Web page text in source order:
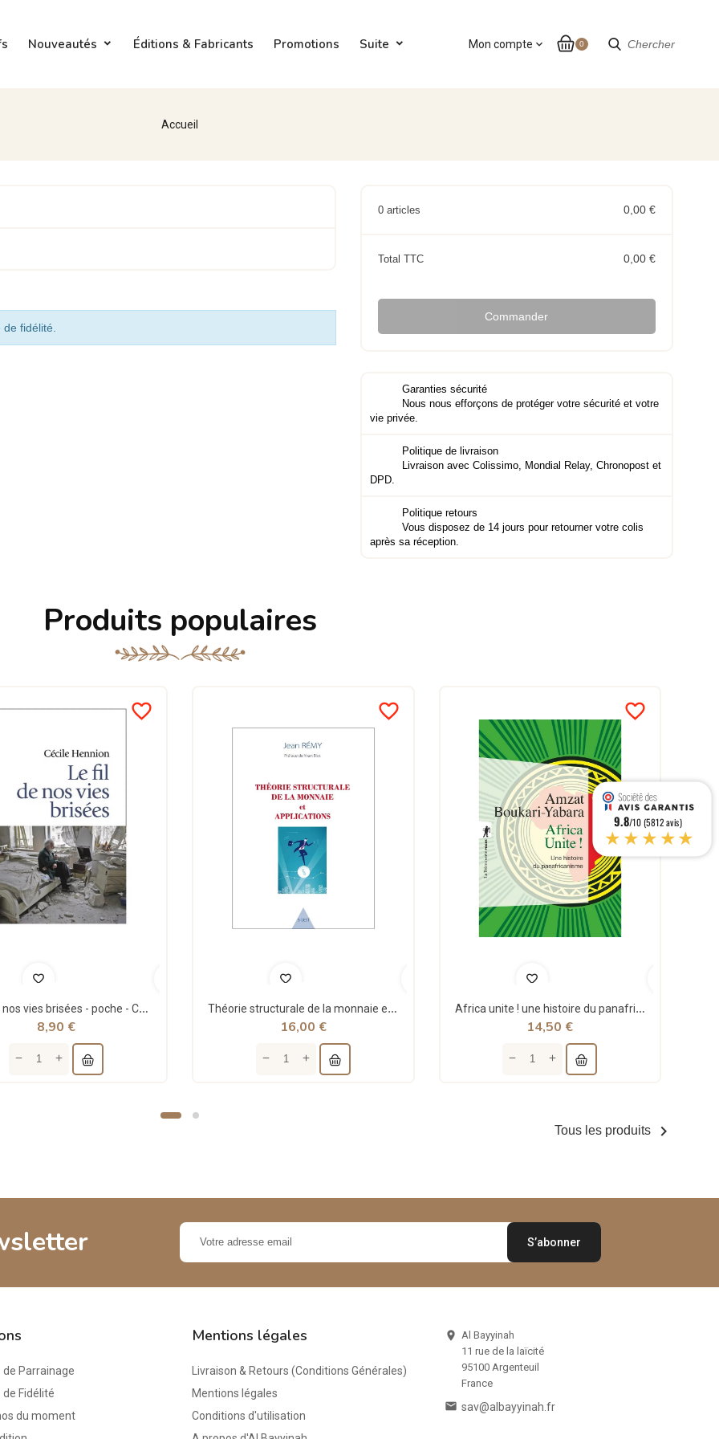
Chercher
Nouveautés Éditions & Fabricants Promotions Suite 0
Mon compte expand_more
Accueil
fidélité.
0 articles 0,00 €
Total TTC 0,00 €
Commander
Garanties sécurité
Nous nous efforçons de protéger votre sécurité et votre
vie privée.
Politique de livraison
Livraison avec Colissimo, Mondial Relay, Chronopost et
DPD.
Politique retours
Vous disposez de 14 jours pour retourner votre colis
après sa réception.
Produits populaires
favorite_border
Le fil de nos vies brisées - poche - Cécile Hennion - Points
8,90 €
favorite_border
Théorie structurale de la monnaie et applications - Jean Rémy - Sigest
16,00 €
favorite_border
Africa unite ! une histoire du panafricanisme - poche - Amzat Boukari-yabara - La découverte
14,50 €
Tous les produits 
Parrainage
Fidélité
du moment
Mentions légales
Livraison & Retours (Conditions Générales)
Mentions légales
Conditions d'utilisation
 Al Bayyinah
11 rue de la laïcité
95100 Argenteuil
France
 sav@albayyinah.fr
9.8/10 (5812 avis)
★★★★★